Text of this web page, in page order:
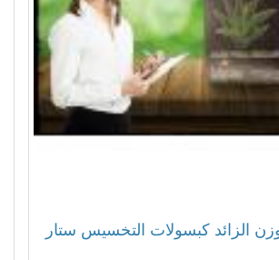
الزائد كبسولات التخسيس ستار